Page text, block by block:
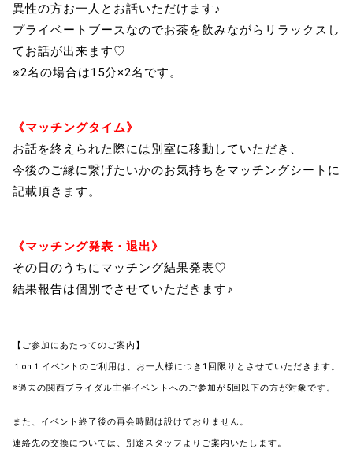
異性の方お一人とお話いただけます♪
プライベートブースなのでお茶を飲みながらリラックスし
てお話が出来ます♡
※2名の場合は15分×2名です。
《マッチングタイム》
お話を終えられた際には別室に移動していただき、
今後のご縁に繋げたいかのお気持ちをマッチングシートに
記載頂きます。
《マッチング発表・退出》
その日のうちにマッチング結果発表♡
結果報告は個別でさせていただきます♪
【ご参加にあたってのご案内】
１on１イベントのご利用は、お一人様につき1回限りとさせていただきます。
※過去の関西ブライダル主催イベントへのご参加が5回以下の方が対象です。
また、イベント終了後の再会時間は設けておりません。
連絡先の交換については、別途スタッフよりご案内いたします。